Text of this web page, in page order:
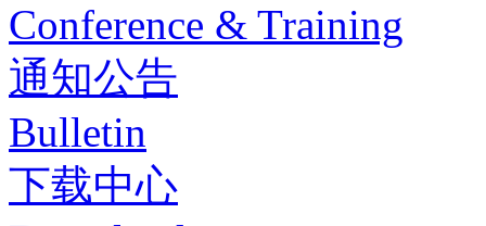
Conference & Training
通知公告
Bulletin
下载中心